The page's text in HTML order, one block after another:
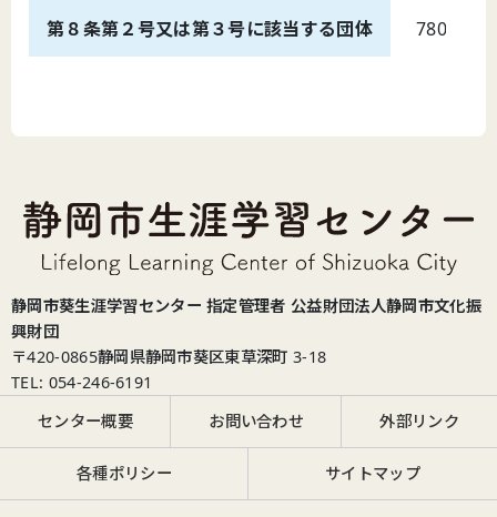
第８条第２号又は第３号に該当する団体 780
静岡市葵生涯学習センター 指定管理者 公益財団法人静岡市文化振
興財団
〒420-0865静岡県静岡市葵区東草深町 3-18
TEL: 054-246-6191
センター概要
お問い合わせ 外部リンク
各種ポリシー サイトマップ